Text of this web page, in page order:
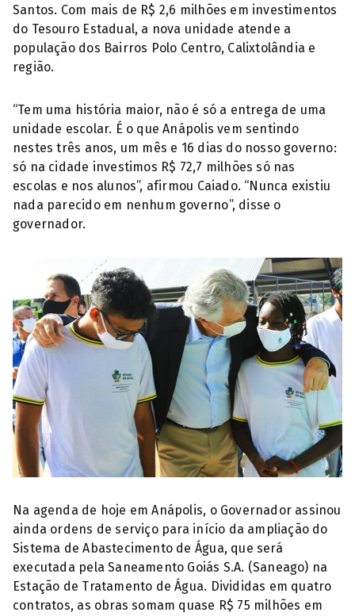
Santos. Com mais de R$ 2,6 milhões em investimentos
do Tesouro Estadual, a nova unidade atende a
população dos Bairros Polo Centro, Calixtolândia e
região.
“Tem uma história maior, não é só a entrega de uma
unidade escolar. É o que Anápolis vem sentindo
nestes três anos, um mês e 16 dias do nosso governo:
só na cidade investimos R$ 72,7 milhões só nas
escolas e nos alunos”, afirmou Caiado. “Nunca existiu
nada parecido em nenhum governo”, disse o
governador.
Na agenda de hoje em Anápolis, o Governador assinou
ainda ordens de serviço para início da ampliação do
Sistema de Abastecimento de Água, que será
executada pela Saneamento Goiás S.A. (Saneago) na
Estação de Tratamento de Água. Divididas em quatro
contratos, as obras somam quase R$ 75 milhões em